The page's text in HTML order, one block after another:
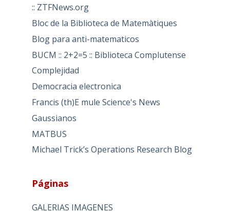
:: ZTFNews.org
Bloc de la Biblioteca de Matemàtiques
Blog para anti-matematicos
BUCM :: 2+2=5 :: Biblioteca Complutense
Complejidad
Democracia electronica
Francis (th)E mule Science's News
Gaussianos
MATBUS
Michael Trick’s Operations Research Blog
Páginas
GALERIAS IMAGENES